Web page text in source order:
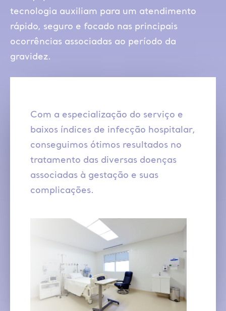
tecnologia auxiliam para um atendimento
rápido, seguro e focado nas principais
ocorrências associadas ao período da
gravidez.
Com a especialização do serviço e
baixos índices de infecção hospitalar,
conseguimos ótimos resultados no
tratamento das diversas doenças
associadas à gestação e suas
complicações.